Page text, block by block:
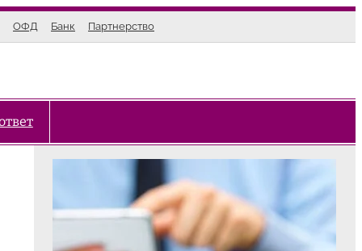
ОФД Банк Партнерство